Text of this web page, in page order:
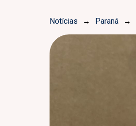
Notícias → Paraná →